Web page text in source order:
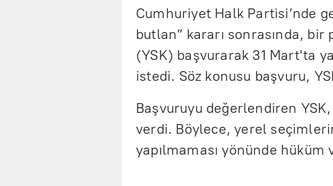
Cumhuriyet Halk Partisi’nde
butlan” kararı sonrasında, bir
(YSK) başvurarak 31 Mart'ta
istedi. Söz konusu başvuru,
Başvuruyu değerlendiren
verdi. Böylece, yerel
yapılmaması yönünde hüküm